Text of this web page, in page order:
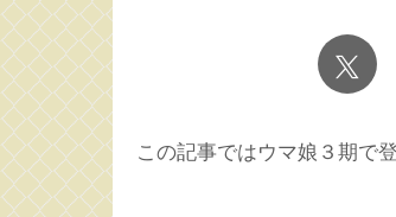
この記事ではウマ娘３期で